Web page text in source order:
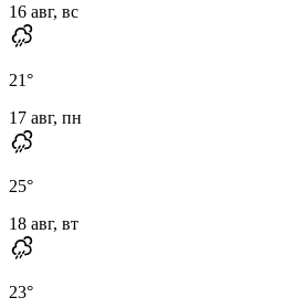
16 авг, вс
21°
17 авг, пн
25°
18 авг, вт
23°